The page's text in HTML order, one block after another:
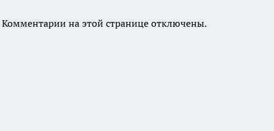
Комментарии на этой странице отключены.